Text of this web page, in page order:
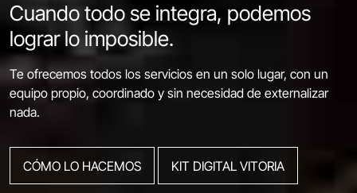
Cuando todo se integra, podemos
lograr lo imposible.
Te ofrecemos todos los servicios en un solo lugar, con un
equipo propio, coordinado y sin necesidad de externalizar
nada.
CÓMO LO HACEMOS KIT DIGITAL VITORIA